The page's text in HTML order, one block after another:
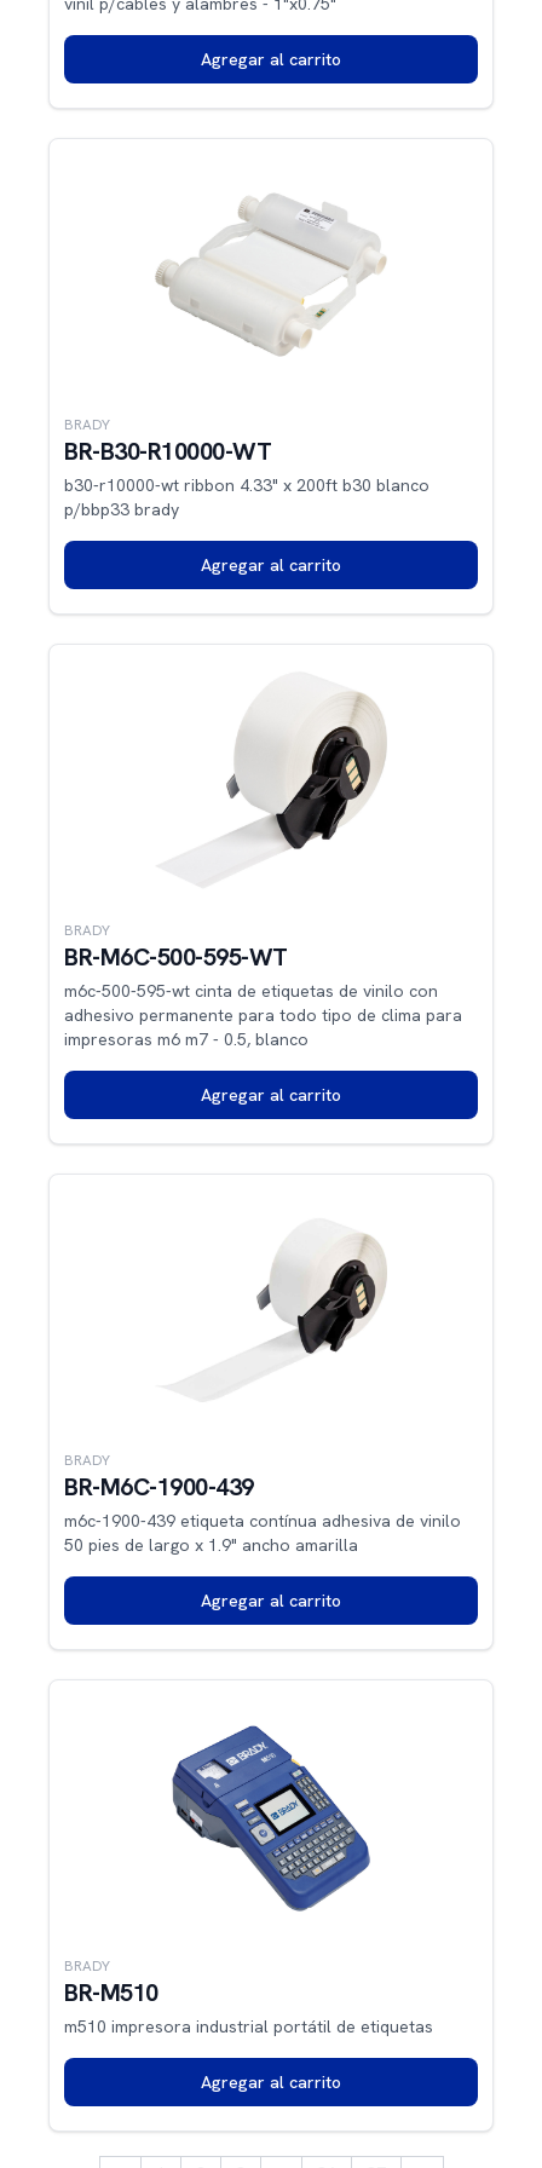
Agregar al carrito
BRADY
BR-B30-R10000-WT
b30-r10000-wt ribbon 4.33" x 200ft b30 blanco
p/bbp33 brady
Agregar al carrito
BRADY
BR-M6C-500-595-WT
m6c-500-595-wt cinta de etiquetas de vinilo con
adhesivo permanente para todo tipo de clima para
impresoras m6 m7 - 0.5, blanco
Agregar al carrito
BRADY
BR-M6C-1900-439
m6c-1900-439 etiqueta contínua adhesiva de vinilo
50 pies de largo x 1.9" ancho amarilla
Agregar al carrito
BRADY
BR-M510
m510 impresora industrial portátil de etiquetas
Agregar al carrito